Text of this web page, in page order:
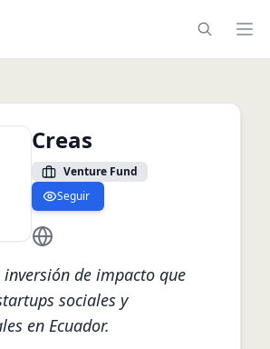
Creas
Venture Fund
Seguir
https://creasecuador.com
inversión de impacto que
sociales y
en Ecuador.